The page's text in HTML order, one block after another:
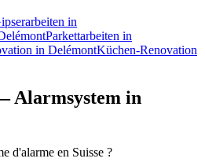
in
Parkettarbeiten in
in DelémontKüchen-Renovation
Alarmsystem in
d'alarme en Suisse ?